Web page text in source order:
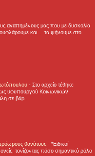
αγαπημένους μας που με δυσκολία
και.... τα ψήνουμε στο
- Στο αρχείο τέθηκε
υφυπουργού Κοινωνικών
σε βάρ...
θανάτους - *Ειδικοί
τονίζοντας πόσο σημαντικό ρόλο